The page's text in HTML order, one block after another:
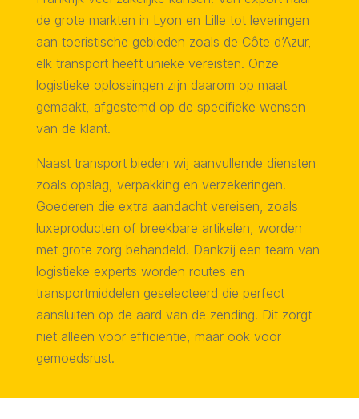
de grote markten in Lyon en Lille tot leveringen
aan toeristische gebieden zoals de Côte d’Azur,
elk transport heeft unieke vereisten. Onze
logistieke oplossingen zijn daarom op maat
gemaakt, afgestemd op de specifieke wensen
van de klant.
Naast transport bieden wij aanvullende diensten
zoals opslag, verpakking en verzekeringen.
Goederen die extra aandacht vereisen, zoals
luxeproducten of breekbare artikelen, worden
met grote zorg behandeld. Dankzij een team van
logistieke experts worden routes en
transportmiddelen geselecteerd die perfect
aansluiten op de aard van de zending. Dit zorgt
niet alleen voor efficiëntie, maar ook voor
gemoedsrust.